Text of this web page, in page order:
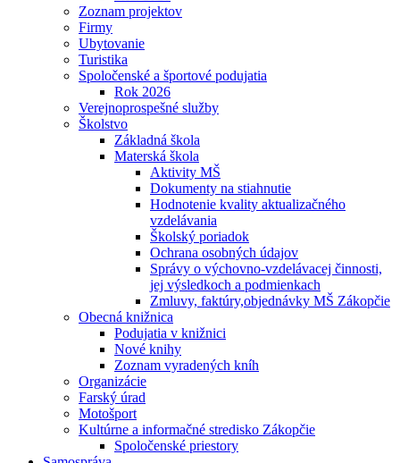
Zoznam projektov
Firmy
Ubytovanie
Turistika
Spoločenské a športové podujatia
Rok 2026
Verejnoprospešné služby
Školstvo
Základná škola
Materská škola
Aktivity MŠ
Dokumenty na stiahnutie
Hodnotenie kvality aktualizačného
vzdelávania
Školský poriadok
Ochrana osobných údajov
Správy o výchovno-vzdelávacej činnosti,
jej výsledkoch a podmienkach
Zmluvy, faktúry,objednávky MŠ Zákopčie
Obecná knižnica
Podujatia v knižnici
Nové knihy
Zoznam vyradených kníh
Organizácie
Farský úrad
Motošport
Kultúrne a informačné stredisko Zákopčie
Spoločenské priestory